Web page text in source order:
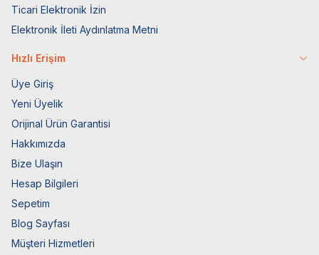
Ticari Elektronik İzin
Elektronik İleti Aydınlatma Metni
Hızlı Erişim
Üye Giriş
Yeni Üyelik
Orijinal Ürün Garantisi
Hakkımızda
Bize Ulaşın
Hesap Bilgileri
Sepetim
Blog Sayfası
Müşteri Hizmetleri